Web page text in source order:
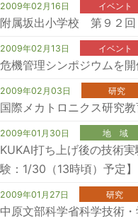
2009年02月16日 イベント
附属坂出小学校 第９２
2009年02月13日 イベント
危機管理シンポジウムを
2009年02月03日 研究
国際メカトロニクス研究
2009年01月30日 地 域
KUKAI打ち上げ後の技術
験：1/30（13時頃）予定】
2009年01月27日 研究
中原文部科学省科学技術